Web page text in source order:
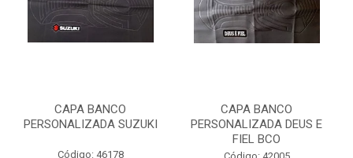
CAPA BANCO
PERSONALIZADA SUZUKI
Código: 46178
CAPA BANCO
PERSONALIZADA DEUS E
FIEL BCO